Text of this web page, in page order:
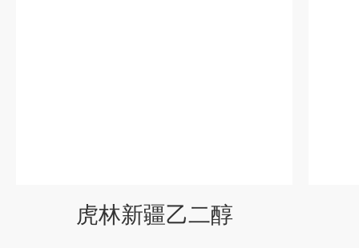
虎林新疆乙二醇